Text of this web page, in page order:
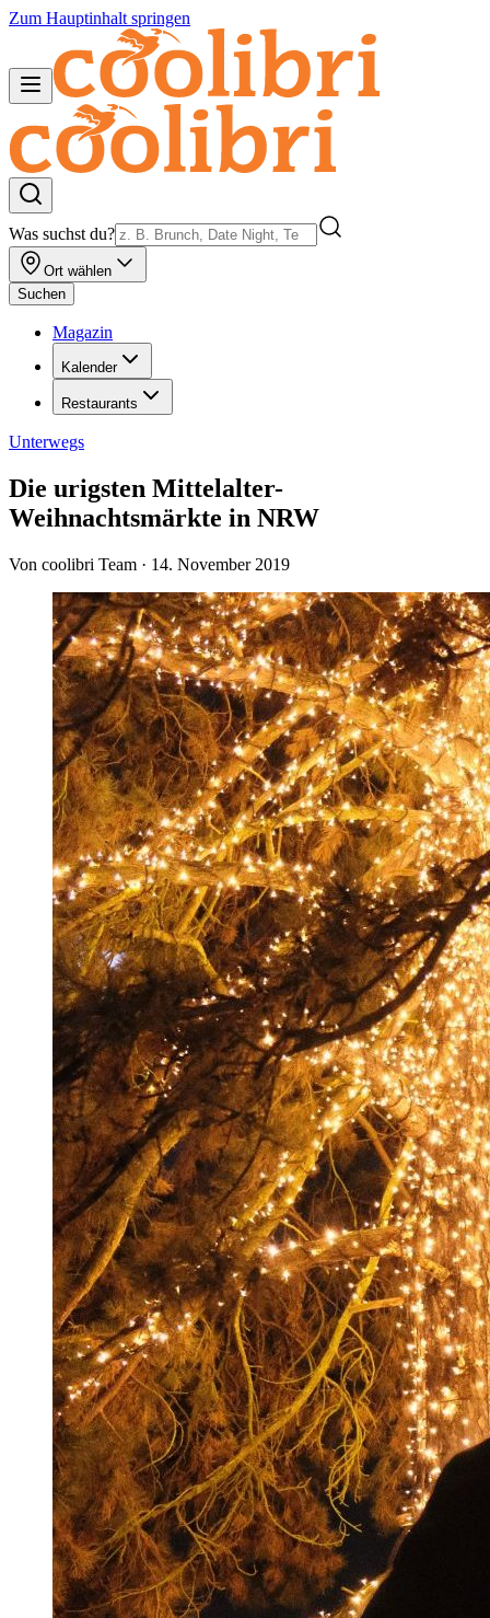
Zum Hauptinhalt springen
Was suchst du?
Ort wählen
Suchen
Magazin
Kalender
Restaurants
Unterwegs
Die urigsten Mittelalter-
Weihnachtsmärkte in NRW
Von coolibri Team · 14. November 2019